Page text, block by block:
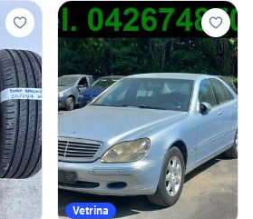
Vetrina